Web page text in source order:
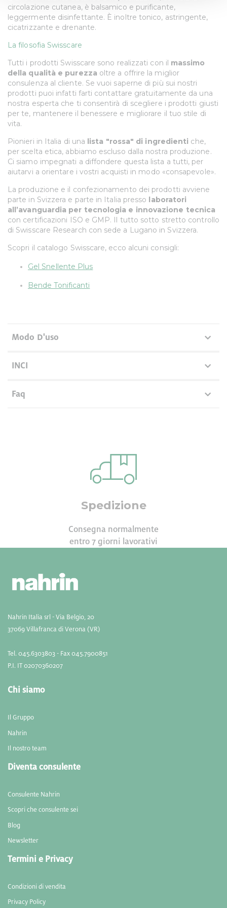
Identificare il tuo dispositivo, scansionandolo
attivamente alla ricerca di caratteristiche specifiche
(impronte digitali).
Approfondisci come vengono elaborati i tuoi dati personali
modificare o ritirare il tuo consenso in qualsiasi momento
dalla Dichiarazione sui cookie.
NAHRIN srl, Titolare del trattamento di dati personali
effettuato attraverso l’utilizzo di cookie e tecnologie
analoghe dal sito nahrin.it, rilascia le seguenti
informazioni ai sensi del Provv. Gar. 8 maggio 2014.
Utilizziamo i cookie per personalizzare contenuti ed
annunci, per fornire funzionalità dei social media e per
analizzare il nostro traffico. Condividiamo inoltre
informazioni sul modo in cui utilizza il nostro sito con i
nostri partner che si occupano di analisi dei dati web,
pubblicità e social media, i quali potrebbero combinarle
con altre informazioni che ha fornito loro o che hanno
raccolto dal suo utilizzo dei loro servizi.
circolazione cutanea, è balsamico e purificante,
leggermente disinfettante. È inoltre tonico, astringente,
cicatrizzante e drenante.
La filosofia Swisscare
Tutti i prodotti Swisscare sono realizzati con il massimo
della qualità e purezza oltre a offrire la miglior
consulenza al cliente. Se vuoi saperne di più sui nostri
prodotti puoi infatti farti contattare gratuitamente da una
nostra esperta che ti consentirà di scegliere i prodotti giusti
per te, mantenere il benessere e migliorare il tuo stile di
vita.
Pionieri in Italia di una lista "rossa" di ingredienti che,
per scelta etica, abbiamo escluso dalla nostra produzione.
Ci siamo impegnati a diffondere questa lista a tutti, per
aiutarvi a orientare i vostri acquisti in modo «consapevole».
La produzione e il confezionamento dei prodotti avviene
parte in Svizzera e parte in Italia presso laboratori
all’avanguardia per tecnologia e innovazione tecnica
con certificazioni ISO e GMP. Il tutto sotto stretto controllo
di Swisscare Research con sede a Lugano in Svizzera.
Scopri il catalogo Swisscare, ecco alcuni consigli:
Gel Snellente Plus
Bende Tonificanti
Modo D'uso
INCI
Faq
Spedizione
Consegna normalmente
entro 7 giorni lavorativi
Nahrin Italia srl - Via Belgio, 20
37069 Villafranca di Verona (VR)
Tel. 045.6303803 - Fax 045.7900851
P.I. IT 02070360207
Chi siamo
Il Gruppo
Nahrin
Il nostro team
Diventa consulente
Consulente Nahrin
Scopri che consulente sei
Blog
Newsletter
Termini e Privacy
Condizioni di vendita
Privacy Policy